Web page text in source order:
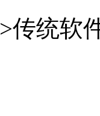
>传统软